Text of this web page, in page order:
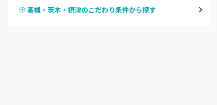
ハンドスカルプ
高槻・茨木・摂津のこだわり条件から探す